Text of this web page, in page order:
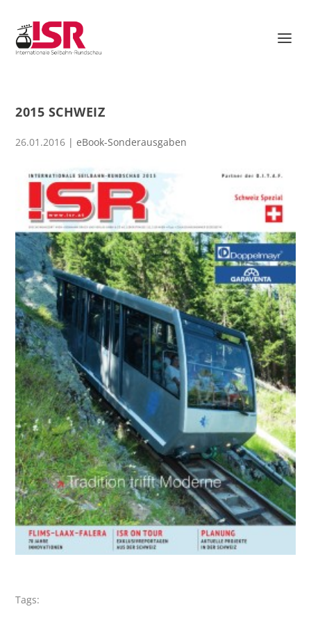
2015 SCHWEIZ
26.01.2016 |eBook-Sonderausgaben
Tags: